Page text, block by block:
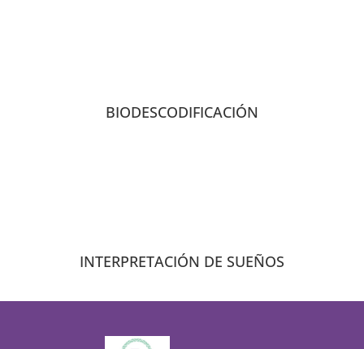
BIODESCODIFICACIÓN
INTERPRETACIÓN DE SUEÑOS